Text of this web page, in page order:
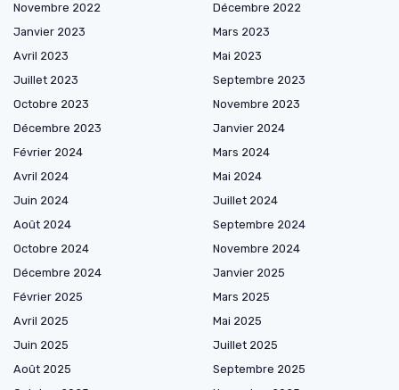
Novembre 2022
Décembre 2022
Janvier 2023
Mars 2023
Avril 2023
Mai 2023
Juillet 2023
Septembre 2023
Octobre 2023
Novembre 2023
Décembre 2023
Janvier 2024
Février 2024
Mars 2024
Avril 2024
Mai 2024
Juin 2024
Juillet 2024
Août 2024
Septembre 2024
Octobre 2024
Novembre 2024
Décembre 2024
Janvier 2025
Février 2025
Mars 2025
Avril 2025
Mai 2025
Juin 2025
Juillet 2025
Août 2025
Septembre 2025